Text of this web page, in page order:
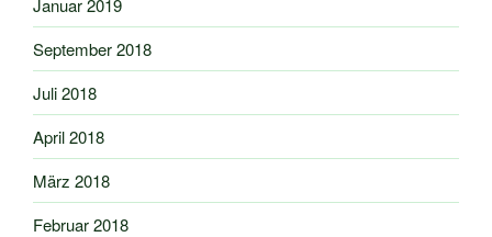
Januar 2019
September 2018
Juli 2018
April 2018
März 2018
Februar 2018